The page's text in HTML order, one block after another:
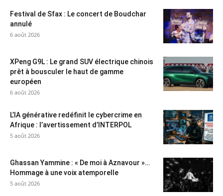
Festival de Sfax : Le concert de Boudchar
annulé
6 août 2026
XPeng G9L : Le grand SUV électrique chinois
prêt à bousculer le haut de gamme
européen
6 août 2026
L’IA générative redéfinit le cybercrime en
Afrique : l’avertissement d’INTERPOL
5 août 2026
Ghassan Yammine : « De moi à Aznavour »…
Hommage à une voix atemporelle
5 août 2026